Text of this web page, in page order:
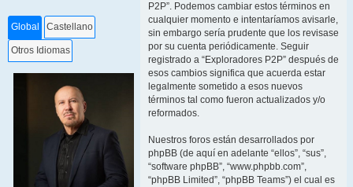
Global Castellano
Otros Idiomas
P2P”. Podemos cambiar estos términos en
cualquier momento e intentaríamos avisarle,
sin embargo sería prudente que los revisase
por su cuenta periódicamente. Seguir
registrado a “Exploradores P2P” después de
esos cambios significa que acuerda estar
legalmente sometido a esos nuevos
términos tal como fueron actualizados y/o
reformados.
Nuestros foros están desarrollados por
phpBB (de aquí en adelante “ellos”, “sus”,
“software phpBB”, “www.phpbb.com”,
“phpBB Limited”, “phpBB Teams”) el cual es